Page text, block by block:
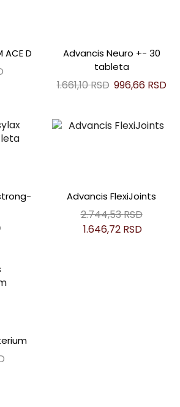
ACE D
Advancis Neuro +- 30
tableta
1.661,10RSD 996,66 RSD
Advancis FlexiJoints
2.744,53RSD
1.646,72 RSD